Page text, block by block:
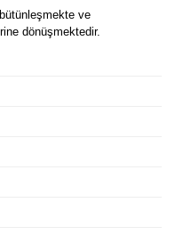
ve
dönüşmektedir.